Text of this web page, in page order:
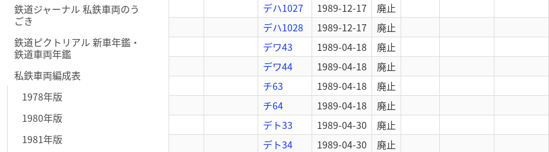
鉄道ジャーナル 私鉄車両のう
ごき
鉄道ピクトリアル 新車年鑑・
鉄道車両年鑑
私鉄車両編成表
1978年版
1980年版
1981年版
デハ1027
1989-12-17
廃止
デハ1028
1989-12-17
廃止
デワ43
1989-04-18
廃止
デワ44
1989-04-18
廃止
チ63
1989-04-18
廃止
チ64
1989-04-18
廃止
デト33
1989-04-30
廃止
デト34
1989-04-30
廃止